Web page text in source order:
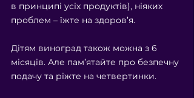
в принципі усіх продуктів), ніяких
проблем – їжте на здоров’я.
Дітям виноград також можна з 6
місяців. Але пам’ятайте про безпечну
подачу та ріжте на четвертинки.